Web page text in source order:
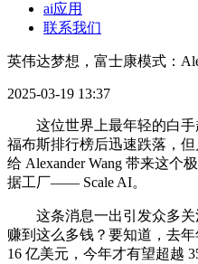
ai应用
联系我们
英伟达梦想，富士康模式：
2025-03-19 13:37
这位世界上最年轻的白手
福布斯排行榜后迅速跌落，
给 Alexander Wang 带来这个
据工厂—— Scale AI。
这条消息一出引发众多关
赚到这么多钱？要知道，去
16 亿美元，今年才有望超越